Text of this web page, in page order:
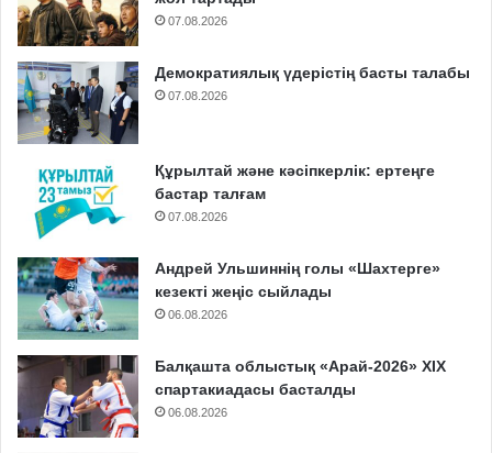
07.08.2026
Демократиялық үдерістің басты талабы
07.08.2026
Құрылтай және кәсіпкерлік: ертеңге
бастар талғам
07.08.2026
Андрей Ульшиннің голы «Шахтерге»
кезекті жеңіс сыйлады
06.08.2026
Балқашта облыстық «Арай-2026» XIX
спартакиадасы басталды
06.08.2026